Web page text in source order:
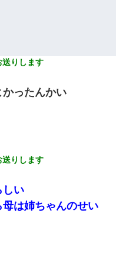
送りします
ったんかい
送りします
しい
は姉ちゃんのせい